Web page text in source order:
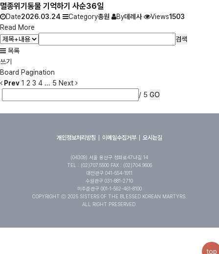
멸종위기동물 기억하기 사순36일
Date2026.03.24 Category총원 By데레사 Views1503
Read More
검색
목록
쓰기
Board Pagination
Prev 1 2 3 4 ... 5 Next
/ 5 GO
개인정보처리방침 이메일수집거부 오시는길
(04309) 서울 용산구 청파로47나길 14
TEL : (02)707.5500 FAX : (02)704.9606
대전관구 041-554-1911
수원관구 031-881-2710
미주준관구 001-1-562-461-8100
COPYRIGHT ⓒ 2025 SISTERS OF THE BLESSED KOREAN MARTYRS.
ALL RIGHT PRESERVED.
top